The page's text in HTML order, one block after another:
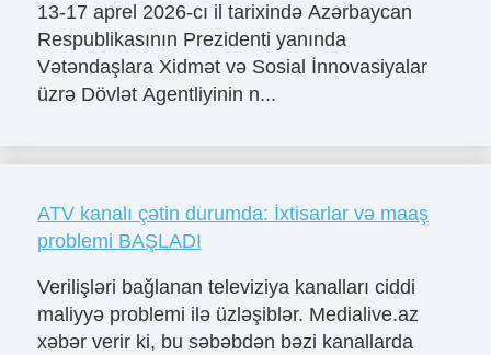
13-17 aprel 2026-cı il tarixində Azərbaycan
Respublikasının Prezidenti yanında
Vətəndaşlara Xidmət və Sosial İnnovasiyalar
üzrə Dövlət Agentliyinin n...
ATV kanalı çətin durumda: İxtisarlar və maaş
problemi BAŞLADI
Verilişləri bağlanan televiziya kanalları ciddi
maliyyə problemi ilə üzləşiblər. Medialive.az
xəbər verir ki, bu səbəbdən bəzi kanallarda